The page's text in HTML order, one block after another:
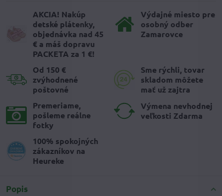
AKCIA! Nakúp
detské plátenky,
objednávka nad 45
€ a máš dopravu
PACKETA za 1 €!
Výdajné miesto pre
osobný odber
Zamarovce
Od 150 €
zvýhodnené
poštovné
Sme rýchli, tovar
skladom môžete
mať už zajtra
Premeriame,
pošleme reálne
fotky
Výmena nevhodnej
veľkosti Zdarma
100% spokojných
zákazníkov na
Heureke
Popis